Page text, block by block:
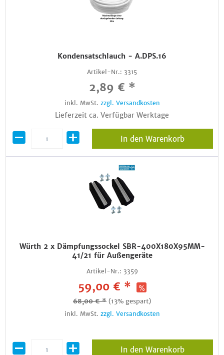
Kondensatschlauch - A.DPS.16
Artikel-Nr.: 3315
2,89 € *
inkl. MwSt. zzgl. Versandkosten
Lieferzeit ca. Verfügbar Werktage
In den Warenkorb
Würth 2 x Dämpfungssockel SBR-400X180X95MM-
41/21 für Außengeräte
Artikel-Nr.: 3359
59,00 € *
68,00 € * (13% gespart)
inkl. MwSt. zzgl. Versandkosten
In den Warenkorb